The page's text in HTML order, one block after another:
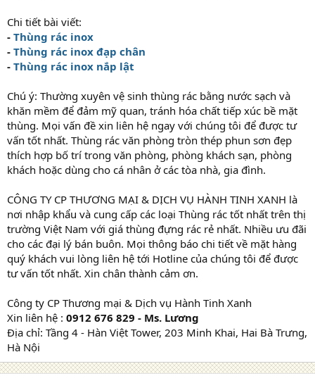
Chi tiết bài viết:
- Thùng rác inox
- Thùng rác inox đạp chân
- Thùng rác inox nắp lật
Chú ý: Thường xuyên vệ sinh thùng rác bằng nước sạch và
khăn mềm để đảm mỹ quan, tránh hóa chất tiếp xúc bề mặt
thùng. Mọi vấn đề xin liên hệ ngay với chúng tôi để được tư
vấn tốt nhất. Thùng rác văn phòng tròn thép phun sơn đẹp
thích hợp bố trí trong văn phòng, phòng khách sạn, phòng
khách hoặc dùng cho cá nhân ở các tòa nhà, gia đình.
CÔNG TY CP THƯƠNG MẠI & DỊCH VỤ HÀNH TINH XANH là
nơi nhập khẩu và cung cấp các loại Thùng rác tốt nhất trên thị
trường Việt Nam với giá thùng đựng rác rẻ nhất. Nhiều ưu đãi
cho các đại lý bán buôn. Mọi thông báo chi tiết về mặt hàng
quý khách vui lòng liên hệ tới Hotline của chúng tôi để được
tư vấn tốt nhất. Xin chân thành cảm ơn.
Công ty CP Thương mại & Dịch vụ Hành Tinh Xanh
Xin liên hệ : 0912 676 829 - Ms. Lương
Địa chỉ: Tầng 4 - Hàn Việt Tower, 203 Minh Khai, Hai Bà Trưng,
Hà Nội